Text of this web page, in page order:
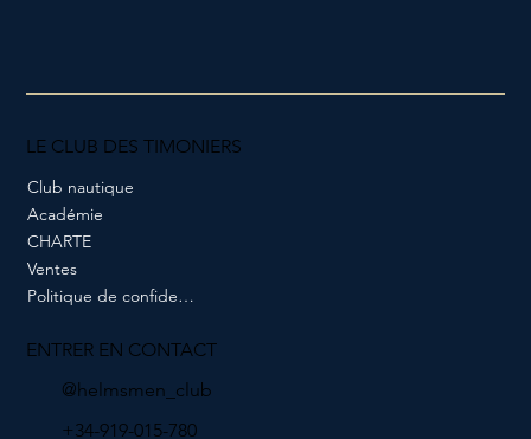
LE CLUB DES TIMONIERS
Club nautique
Académie
CHARTE
Ventes
Politique de confidentialité
ENTRER EN CONTACT
@helmsmen_club
+34-919-015-780